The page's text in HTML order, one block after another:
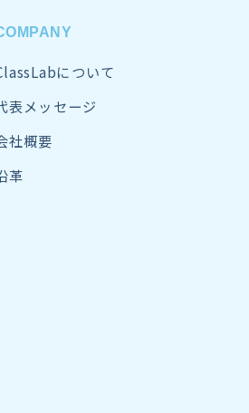
について
表メッセージ
社概要
革